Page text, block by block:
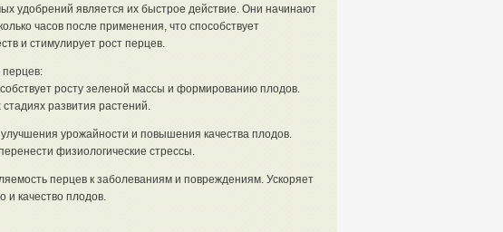
удобрений является их быстрое действие. Они начинают
часов после применения, что способствует
и стимулирует рост перцев.
росту зеленой массы и формированию плодов.
развития растений.
урожайности и повышения качества плодов.
физиологические стрессы.
перцев к заболеваниям и повреждениям. Ускоряет
и качество плодов.